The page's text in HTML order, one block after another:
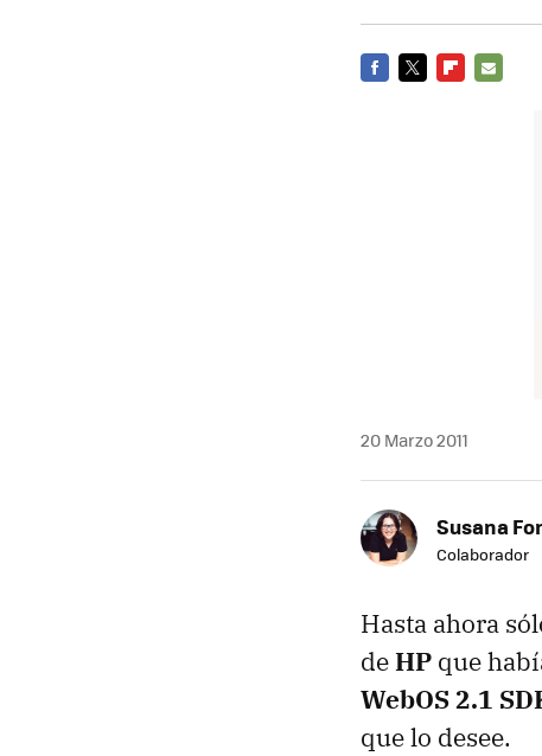
20 Marzo 2011
Susana
Colaborador
Hasta ahora
deHP que
WebOS 2.1
que lo desee.